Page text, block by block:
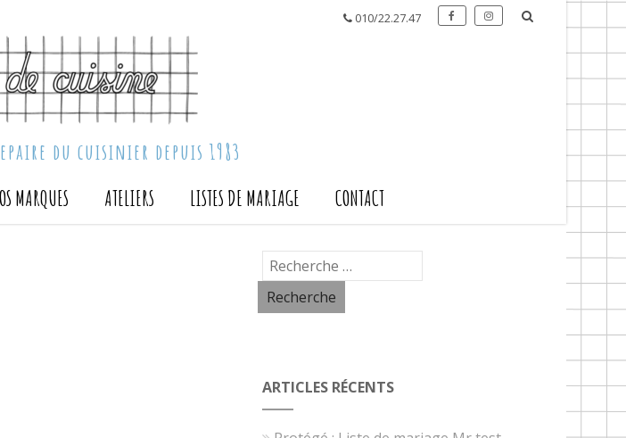
010/22.27.47
du cuisinier depuis 1983
MARQUES ATELIERS LISTES DE MARIAGE CONTACT
ARTICLES RÉCENTS